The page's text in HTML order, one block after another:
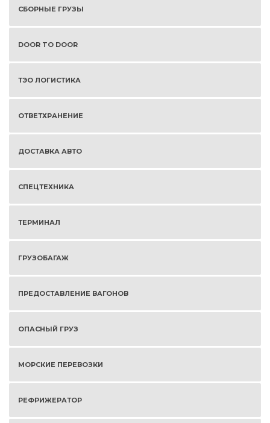
СБОРНЫЕ ГРУЗЫ
DOOR TO DOOR
ТЭО ЛОГИСТИКА
ОТВЕТХРАНЕНИЕ
ДОСТАВКА АВТО
СПЕЦТЕХНИКА
ТЕРМИНАЛ
ГРУЗОБАГАЖ
ПРЕДОСТАВЛЕНИЕ ВАГОНОВ
ОПАСНЫЙ ГРУЗ
МОРСКИЕ ПЕРЕВОЗКИ
РЕФРИЖЕРАТОР